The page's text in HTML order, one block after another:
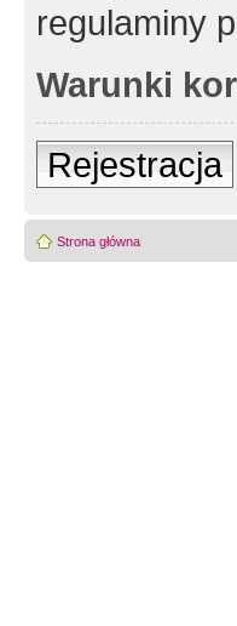
regulaminy
Warunki
Rejestracja
Strona główna